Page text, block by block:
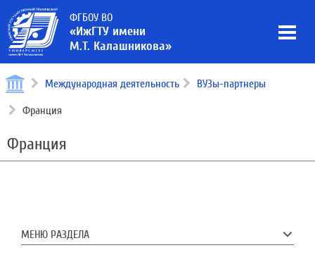
ФГБОУ ВО
«ИжГТУ имени
М.Т. Калашникова»
Международная деятельность ВУЗы-партнеры
Франция
Франция
МЕНЮ РАЗДЕЛА